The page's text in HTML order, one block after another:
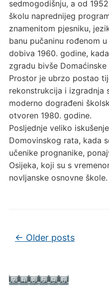
sedmogodišnju, a od
školu naprednijeg
znamenitom pjesniku,
banu pučaninu rođenom
dobiva 1960. godine,
zgradu bivše Domaćinske
Prostor je ubrzo postao
rekonstrukcija i izgradnja
moderno dograđeni
otvoren 1980. godine.
Posljednje veliko
Domovinskog rata, kada
učenike prognanike,
Osijeka, koji su s
novljanske osnovne škole.
Post navigation
← Older posts